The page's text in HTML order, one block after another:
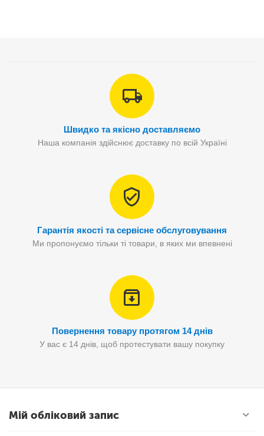
Швидко та якісно доставляємо
Наша компанія здійснює доставку по всій Україні
Гарантія якості та сервісне обслуговування
Ми пропонуємо тільки ті товари, в яких ми впевнені
Повернення товару протягом 14 днів
У вас є 14 днів, щоб протестувати вашу покупку
Мій обліковий запис